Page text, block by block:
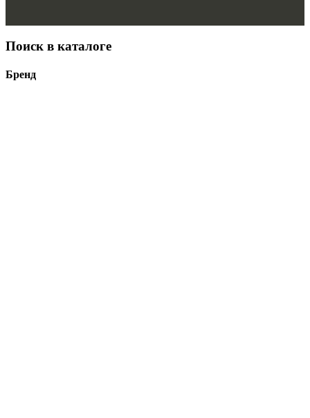
Поиск в каталоге
Бренд